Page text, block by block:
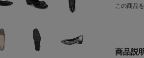
この商品
商品説